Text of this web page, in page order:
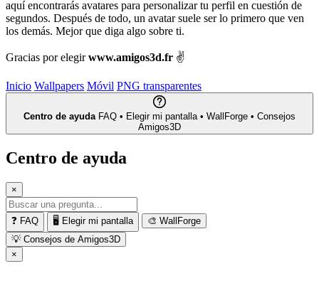
aquí encontrarás avatares para personalizar tu perfil en cuestión de
segundos. Después de todo, un avatar suele ser lo primero que ven
los demás. Mejor que diga algo sobre ti.
Gracias por elegirwww.amigos3d.fr ✌️
Inicio Wallpapers Móvil PNG transparentes
Centro de ayuda FAQ • Elegir mi pantalla • WallForge • Consejos
Amigos3D
Centro de ayuda
×
❓ FAQ 🖥️ Elegir mi pantalla 🎨 WallForge
💡 Consejos de Amigos3D
×